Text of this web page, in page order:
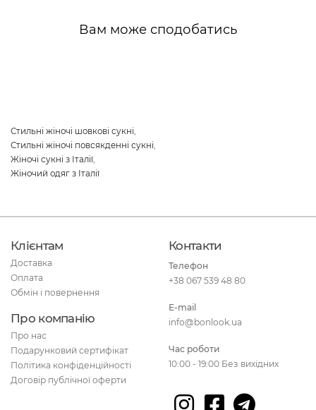
Вам може сподобатись
Стильні жіночі шовкові сукні
Стильні жіночі повсякденні сукні
Жіночі сукні з Італії
Жіночий одяг з Італії
Клієнтам
Доставка
Оплата
Обмін і повернення
Про компанію
Про нас
Подарунковий сертифікат
Політика конфіденційності
Договір публічної оферти
Контакти
Телефон
+38 067 539 48 80
E-mail
info@bonlook.ua
Час роботи
10:00 - 19:00 Без вихідних